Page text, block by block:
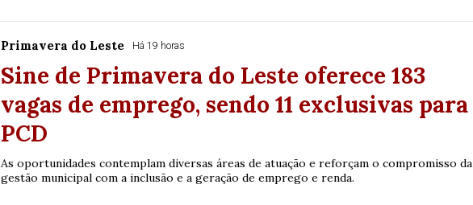
Primavera do Leste Há 19 horas
Sine de Primavera do Leste oferece 183
vagas de emprego, sendo 11 exclusivas para
PCD
As oportunidades contemplam diversas áreas de atuação e reforçam o compromisso da
gestão municipal com a inclusão e a geração de emprego e renda.